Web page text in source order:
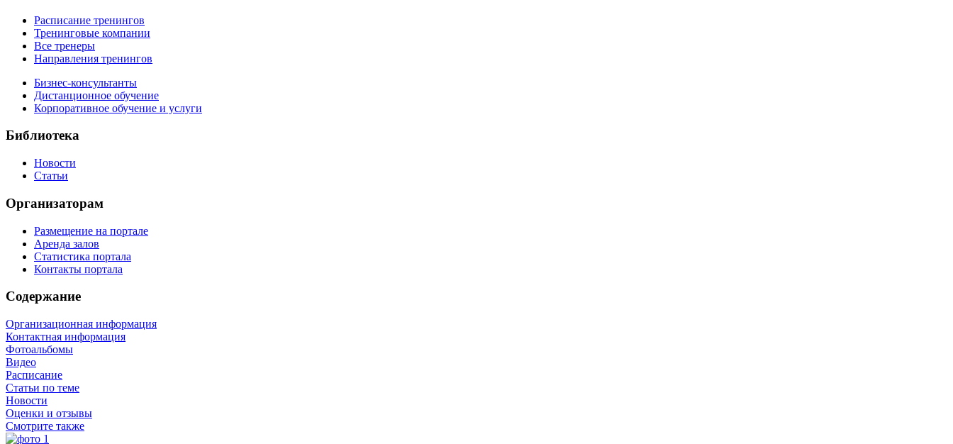
Расписание тренингов
Тренинговые компании
Все тренеры
Направления тренингов
Бизнес-консультанты
Дистанционное обучение
Корпоративное обучение и услуги
Библиотека
Новости
Статьи
Организаторам
Размещение на портале
Аренда залов
Статистика портала
Контакты портала
Содержание
Организационная информация
Контактная информация
Фотоальбомы
Видео
Расписание
Статьи по теме
Новости
Оценки и отзывы
Смотрите также